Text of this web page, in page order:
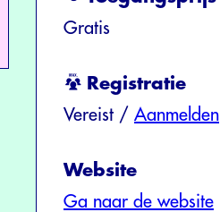
Gratis
Registratie
Vereist / Aanmelden
Website
Ga naar de website